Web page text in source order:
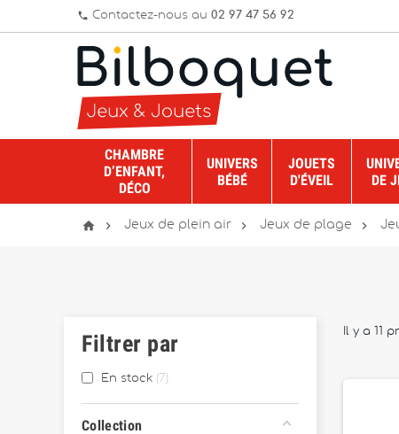
phone Contactez-nous au 02 97 47 56 92
CHAMBRE
D’ENFANT,
DÉCO
UNIVERS
BÉBÉ
JOUETS
D'ÉVEIL
DE
  Jeux de plein air  Jeux de plage 
Filtrer par
En stock 7
Collection
Il y a 11